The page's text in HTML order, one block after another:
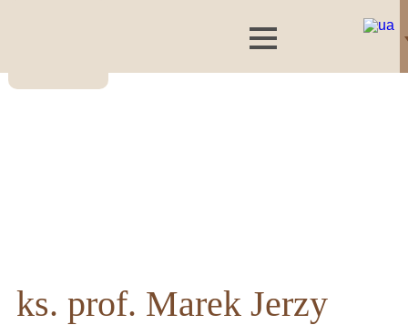
ks. prof. Marek Jerzy